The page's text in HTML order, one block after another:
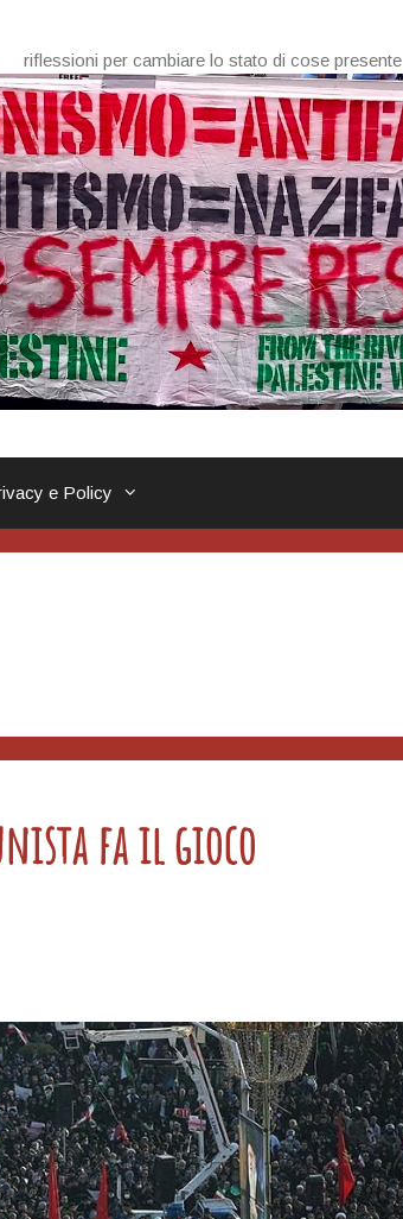
riflessioni per cambiare lo stato di cose presente
e Policy
fa il gioco